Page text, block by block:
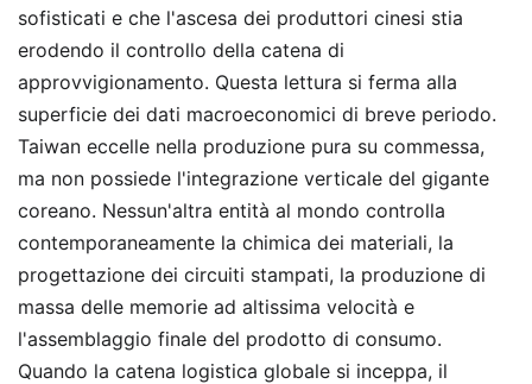
sofisticati e che l'ascesa dei produttori cinesi stia
erodendo il controllo della catena di
approvvigionamento. Questa lettura si ferma alla
superficie dei dati macroeconomici di breve periodo.
Taiwan eccelle nella produzione pura su commessa,
ma non possiede l'integrazione verticale del gigante
coreano. Nessun'altra entità al mondo controlla
contemporaneamente la chimica dei materiali, la
progettazione dei circuiti stampati, la produzione di
massa delle memorie ad altissima velocità e
l'assemblaggio finale del prodotto di consumo.
Quando la catena logistica globale si inceppa, il